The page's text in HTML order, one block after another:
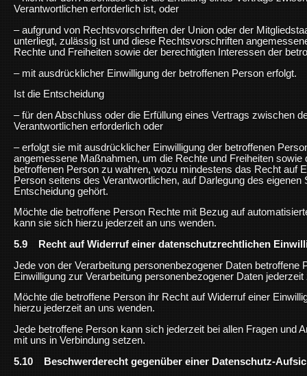
Verantwortlichen erforderlich ist, oder
– aufgrund von Rechtsvorschriften der Union oder der
unterliegt, zulässig ist und diese Rechtsvorschriften
Rechte und Freiheiten sowie der berechtigten Interessen der
– mit ausdrücklicher Einwilligung der betroffenen Person erfolgt.
Ist die Entscheidung
– für den Abschluss oder die Erfüllung eines Vertrags zwischen
Verantwortlichen erforderlich oder
– erfolgt sie mit ausdrücklicher Einwilligung der betroffenen
angemessene Maßnahmen, um die Rechte und Freiheiten sowie
betroffenen Person zu wahren, wozu mindestens das Recht auf
Person seitens des Verantwortlichen, auf Darlegung des
Entscheidung gehört.
Möchte die betroffene Person Rechte mit Bezug auf
kann sie sich hierzu jederzeit an uns wenden.
5.9 Recht auf Widerruf einer datenschutzrechtlichen
Jede von der Verarbeitung personenbezogener Daten betroffene
Einwilligung zur Verarbeitung personenbezogener Daten
Möchte die betroffene Person ihr Recht auf Widerruf einer
hierzu jederzeit an uns wenden.
Jede betroffene Person kann sich jederzeit bei allen Fragen und
mit uns in Verbindung setzen.
5.10 Beschwerderecht gegenüber einer Datenschutz-